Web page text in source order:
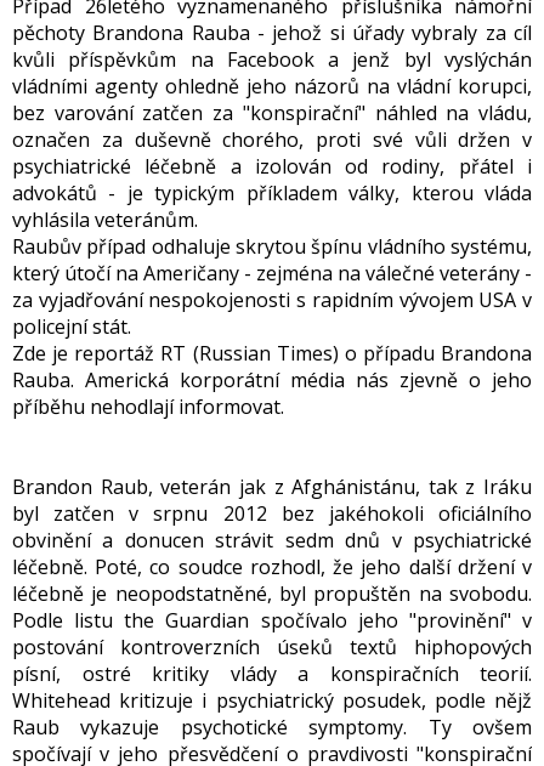
Případ 26letého vyznamenaného příslušníka námořní
pěchoty Brandona Rauba - jehož si úřady vybraly za cíl
kvůli příspěvkům na Facebook a jenž byl vyslýchán
vládními agenty ohledně jeho názorů na vládní korupci,
bez varování zatčen za "konspirační" náhled na vládu,
označen za duševně chorého, proti své vůli držen v
psychiatrické léčebně a izolován od rodiny, přátel i
advokátů - je typickým příkladem války, kterou vláda
vyhlásila veteránům.
Raubův případ odhaluje skrytou špínu vládního systému,
který útočí na Američany - zejména na válečné veterány -
za vyjadřování nespokojenosti s rapidním vývojem USA v
policejní stát.
Zde je reportáž RT (Russian Times) o případu Brandona
Rauba. Americká korporátní média nás zjevně o jeho
příběhu nehodlají informovat.
Brandon Raub, veterán jak z Afghánistánu, tak z Iráku
byl zatčen v srpnu 2012 bez jakéhokoli oficiálního
obvinění a donucen strávit sedm dnů v psychiatrické
léčebně. Poté, co soudce rozhodl, že jeho další držení v
léčebně je neopodstatněné, byl propuštěn na svobodu.
Podle listu the Guardian spočívalo jeho "provinění" v
postování kontroverzních úseků textů hiphopových
písní, ostré kritiky vlády a konspiračních teorií.
Whitehead kritizuje i psychiatrický posudek, podle nějž
Raub vykazuje psychotické symptomy. Ty ovšem
spočívají v jeho přesvědčení o pravdivosti "konspirační